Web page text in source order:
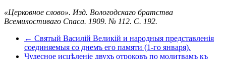
«Церковное слово». Изд. Вологодскаго братства
Всемилостиваго Спаса. 1909. № 112. С. 192.
← Святый Василій Великій и народныя представленія
соединяемыя со днемъ его памяти (1-го января).
Чудесное исцѣленіе двухъ отроковъ по молитвамъ къ